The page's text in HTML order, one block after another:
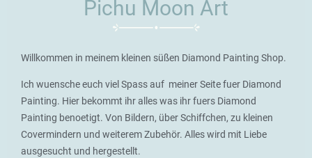
Pichu Moon Art
Willkommen in meinem kleinen süßen Diamond Painting Shop.
Ich wuensche euch viel Spass auf meiner Seite fuer Diamond
Painting. Hier bekommt ihr alles was ihr fuers Diamond
Painting benoetigt. Von Bildern, über Schiffchen, zu kleinen
Covermindern und weiterem Zubehör. Alles wird mit Liebe
ausgesucht und hergestellt.